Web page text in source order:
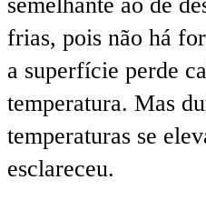
semelhante ao de
frias, pois não há
a superfície perde
temperatura. Mas
temperaturas se
esclareceu.